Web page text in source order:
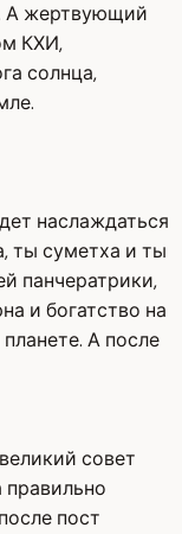
А жертвующий
КХИ,
солнца,
наслаждаться
ты суметха и ты
панчератрики,
и богатство на
А после
совет
пост